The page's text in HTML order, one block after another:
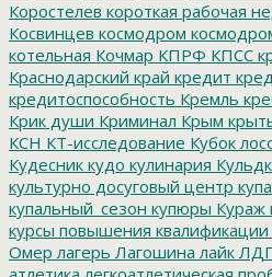
Коростелев короткая рабочая
Косвинцев космодром
котельная Кочмар КПРФ КПСС
Краснодарский край кредит
кредитоспособность Кремль
Крик души Криминал Крым
КСН КТ-исследование Кубок
Кудесник кудо кулинария
культурно досуговый центр
купальный_сезон купюры Кураж
курсы повышения квалификации
Омер лагерь Лагошина лайк